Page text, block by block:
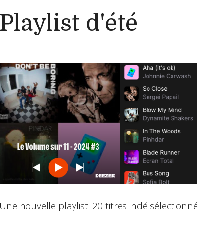
Playlist d'été
Une nouvelle playlist. 20 titres indé